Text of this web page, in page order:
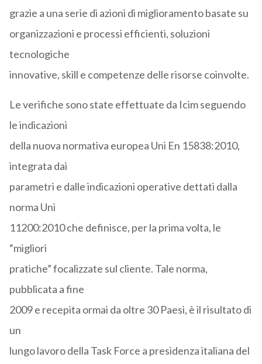
grazie a una serie di azioni di miglioramento basate su
organizzazioni e processi efficienti, soluzioni
tecnologiche
innovative, skill e competenze delle risorse coinvolte.
Le verifiche sono state effettuate da Icim seguendo
le indicazioni
della nuova normativa europea Uni En 15838:2010,
integrata dai
parametri e dalle indicazioni operative dettati dalla
norma Uni
11200:2010 che definisce, per la prima volta, le
“migliori
pratiche” focalizzate sul cliente. Tale norma,
pubblicata a fine
2009 e recepita ormai da oltre 30 Paesi, è il risultato di
un
lungo lavoro della Task Force a presidenza italiana del